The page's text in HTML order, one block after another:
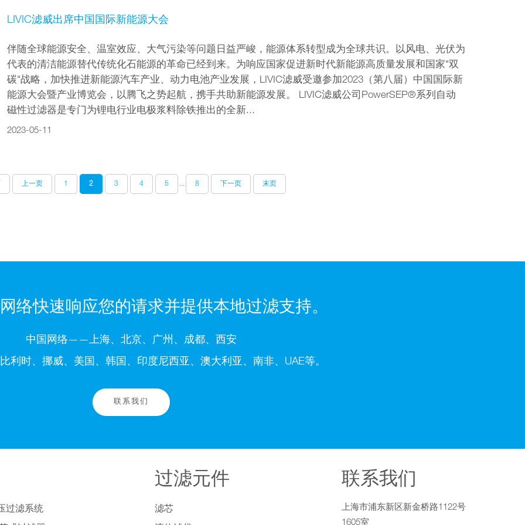
LIVIC滤威出席中国国际新能源大会
伴随全球能源安全、温室效应、大气污染等问题日益严峻，能源体系转型成为全球共识。以风电、光伏为
代表的清洁能源替代传统化石能源的革命已经到来。为响应国家促进新时代新能源高质量发展和国家"双
碳"战略，加快推进新能源汽车产业、动力电池产业发展，LIVIC滤威受邀参加2023（第八届）中国国际新
能源大会暨产业博览会，以腾飞之势起航，携手共助新能源发展。 LIVIC滤威公司PowerSEP®系列自动
磁性过滤器是专门为锂电行业电极浆料除铁推出的全新...
2023-05-11
上一页 1 2 3 4 5 ... 8 下一页 末页
络快速响应您的请求并提供本地过滤支持。
中国网络——上海、北京、广州、成都、西安
时、挪威、美国、韩国、印度尼西亚、澳大利亚、南非、UAE等。
联系我们
过滤系统
过滤元件
滤芯
联系我们
上海市浦东新区新金桥路1122号
1605室